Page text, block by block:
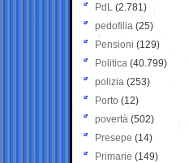
PdL (2.781)
pedofilia (25)
Pensioni (129)
Politica (40.799)
polizia (253)
Porto (12)
povertà (502)
Presepe (14)
Primarie (149)